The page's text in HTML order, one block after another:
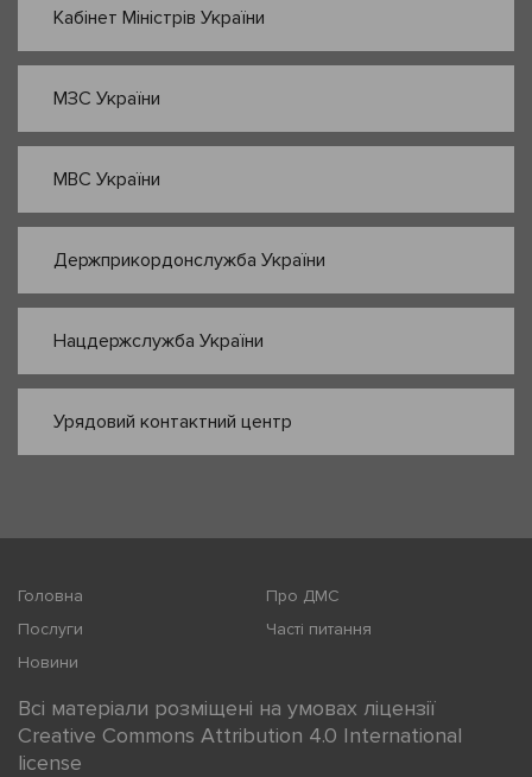
Кабінет Міністрів України
МЗС України
МВС України
Держприкордонслужба України
Нацдержслужба України
Урядовий контактний центр
Головна
Про ДМС
Послуги
Часті питання
Новини
Всі матеріали розміщені на умовах ліцензії
Creative Commons Attribution 4.0 International
license